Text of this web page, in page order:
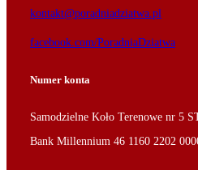
kontakt@poradniadziatwa.pl
facebook.com/PoradniaDziatwa
Numer konta
Samodzielne Koło Terenowe nr 5
Bank Millennium 46 1160 2202